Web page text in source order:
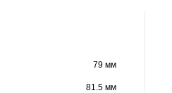
79 мм
81.5 мм